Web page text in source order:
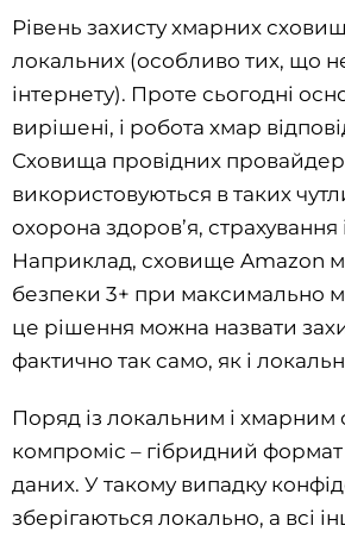
Рівень захисту хмарних
локальних (особливо тих, що
інтернету). Проте сьогодні
вирішені, і робота хмар
Сховища провідних
використовуються в таких
охорона здоров’я, страхування
Наприклад, сховище Amazon
безпеки 3+ при максимально
це рішення можна назвати
фактично так само, як і
Поряд із локальним і хмарним
компроміс – гібридний
даних. У такому випадку
зберігаються локально, а всі